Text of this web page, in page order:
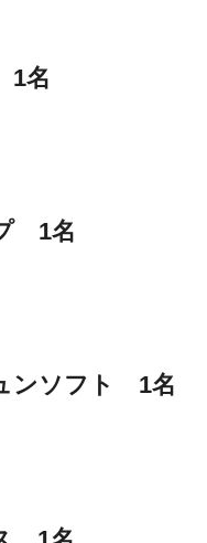
1名
1名
ンソフト 1名